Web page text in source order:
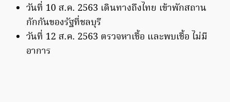
วันที่ 10 ส.ค. 2563 เดินทางถึงไทย เข้าพักสถาน
กักกันของรัฐที่ชลบุรี
วันที่ 12 ส.ค. 2563 ตรวจหาเชื้อ และพบเชื้อ ไม่มี
อาการ